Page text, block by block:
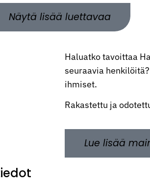
Näytä lisää luettavaa
Haluatko tavoittaa
seuraavia
ihmiset.
Rakastettu ja
Lue lisää